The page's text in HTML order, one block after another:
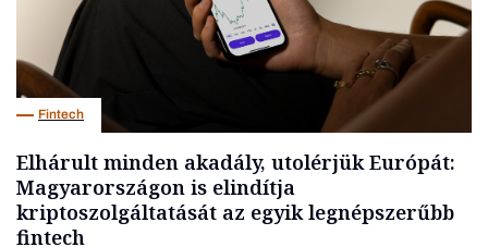
Fintech
Elhárult minden akadály, utolérjük Európát:
Magyarországon is elindítja
kriptoszolgáltatását az egyik legnépszerűbb
fintech